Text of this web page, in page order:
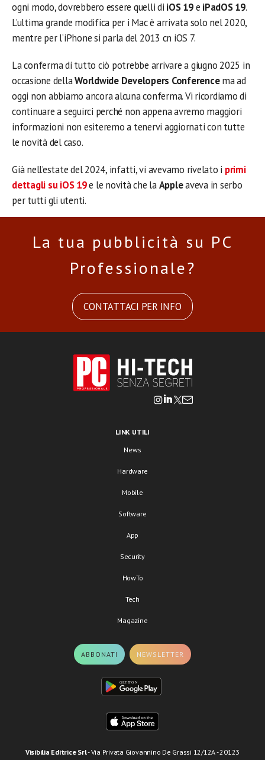
ogni modo, dovrebbero essere quelli di iOS 19e iPadOS 19.
L’ultima grande modifica per i Mac è arrivata solo nel 2020,
mentre per l’iPhone si parla del 2013 cn iOS 7.
La conferma di tutto ciò potrebbe arrivare a giugno 2025 in
occasione dellaWorldwide Developers Conferencema ad
oggi non abbiamo ancora alcuna conferma. Vi ricordiamo di
continuare a seguirci perché non appena avremo maggiori
informazioni non esiteremo a tenervi aggiornati con tutte
le novità del caso.
Già nell’estate del 2024, infatti, vi avevamo rivelato i primi
dettagli su iOS 19e le novità che laAppleaveva in serbo
per tutti gli utenti.
La tua pubblicità su PC
Professionale?
CONTATTACI PER INFO
LINK UTILI
News
Hardware
Mobile
Software
App
Security
HowTo
Tech
Magazine
ABBONATI NEWSLETTER
Visibilia Editrice Srl- Via Privata Giovannino De Grassi 12/12A - 20123